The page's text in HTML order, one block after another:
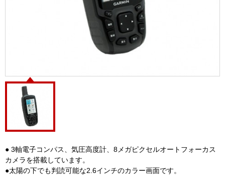
● 3軸電子コンパス、気圧高度計、8メガピクセルオートフォーカス
カメラを搭載しています。
●太陽の下でも判読可能な2.6インチのカラー画面です。